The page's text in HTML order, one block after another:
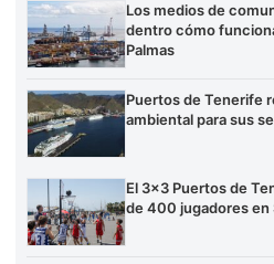
Los medios de
dentro cómo
Palmas
Puertos de Tenerife
ambiental para sus
El 3×3 Puertos de
de 400 jugadores en